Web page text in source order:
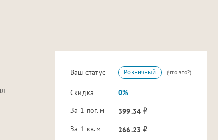
Ваш статус Розничный (что это?)
Скидка
0%
За 1 пог. м
399.34
За 1 кв.м
266.23